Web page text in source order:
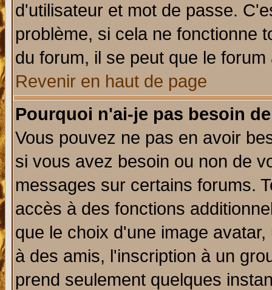
d'utilisateur et mot de passe.
problème, si cela ne fonctionne
du forum, il se peut que le
Revenir en haut de page
Pourquoi n'ai-je pas besoin
Vous pouvez ne pas en avoir
si vous avez besoin ou non de
messages sur certains forums.
accès à des fonctions
que le choix d'une image
à des amis, l'inscription à un
prend seulement quelques